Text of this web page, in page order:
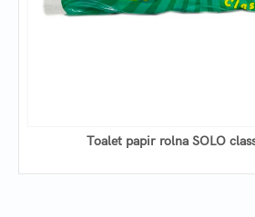
Toalet papir rolna SOLO